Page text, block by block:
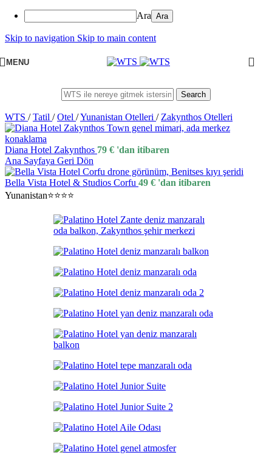
Ara
Skip to navigation Skip to main content
MENU
Search
WTS / Tatil / Otel /Yunanistan Otelleri / Zakynthos Otelleri
Diana Hotel Zakynthos 79 € 'dan itibaren
Ana Sayfaya Geri Dön
Bella Vista Hotel & Studios Corfu 49 € 'dan itibaren
Yunanistan⭐⭐⭐⭐